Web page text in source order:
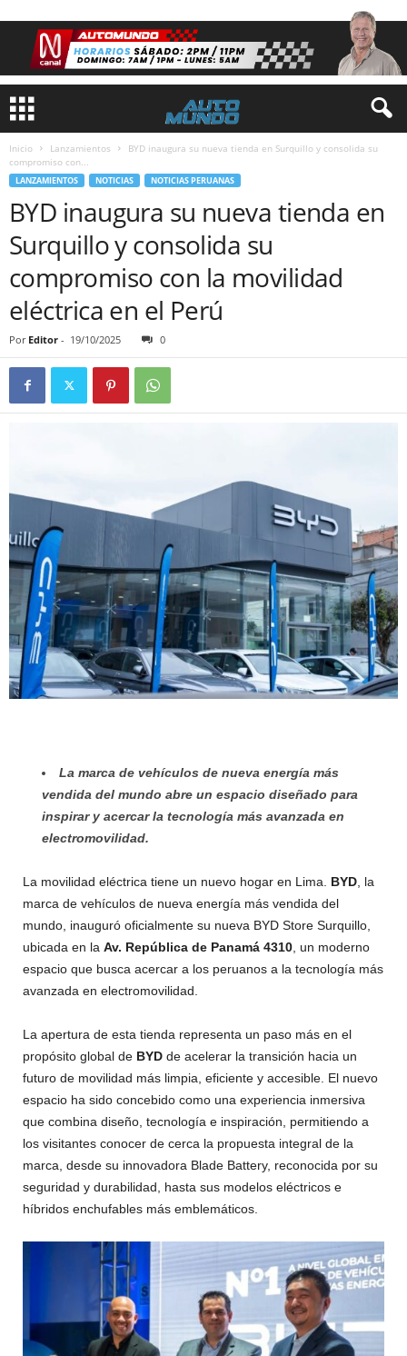
Inicio Lanzamientos
BYD inaugura su nueva tienda en Surquillo y consolida su
compromiso con...
LANZAMIENTOS NOTICIAS NOTICIAS PERUANAS
BYD inaugura su nueva tienda en
Surquillo y consolida su
compromiso con la movilidad
eléctrica en el Perú
Por Editor - 19/10/2025 0
La marca de vehículos de nueva energía más
vendida del mundo abre un espacio diseñado para
inspirar y acercar la tecnología más avanzada en
electromovilidad.
La movilidad eléctrica tiene un nuevo hogar en Lima. BYD, la
marca de vehículos de nueva energía más vendida del
mundo, inauguró oficialmente su nueva BYD Store Surquillo,
ubicada en la Av. República de Panamá 4310, un moderno
espacio que busca acercar a los peruanos a la tecnología más
avanzada en electromovilidad.
La apertura de esta tienda representa un paso más en el
propósito global de BYD de acelerar la transición hacia un
futuro de movilidad más limpia, eficiente y accesible. El nuevo
espacio ha sido concebido como una experiencia inmersiva
que combina diseño, tecnología e inspiración, permitiendo a
los visitantes conocer de cerca la propuesta integral de la
marca, desde su innovadora Blade Battery, reconocida por su
seguridad y durabilidad, hasta sus modelos eléctricos e
híbridos enchufables más emblemáticos.